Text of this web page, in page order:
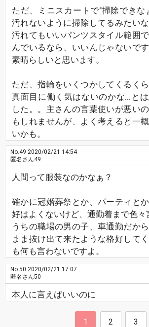
ただ、ミニスカートで"掃除できな
汚れないように掃除してるみたいな
汚れてもいいパンツスタイル範囲
んでいるなら、いいんじゃないで
素晴らしいと思います。
ただ、指輪をいくつかしてくるく
真面目に働く気はないのかな...と
した。。主さんの言葉使いが悪い
もしれませんが、よく考えると一
いかも。
No.49 2020/02/21 14:54
匿名さん49
人間って服装なのかなぁ？
確かに冠婚葬祭とか、パーティと
好はよくないけど、通勤着まで色々
うちの職場の男の子、車通勤だか
まま抜け出て来たような格好して
も何も言わないですよ。
No.50 2020/02/21 17:07
匿名さん50
本人に言えばいいのに
1 2 3